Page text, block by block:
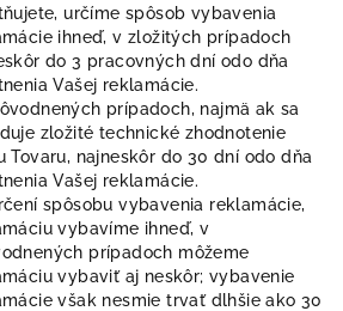
určíme spôsob vybavenia
ihneď, v zložitých prípadoch
do 3 pracovných dní odo dňa
Vašej reklamácie.
prípadoch, najmä ak sa
zložité technické zhodnotenie
Tovaru, najneskôr do 30 dní odo dňa
Vašej reklamácie.
spôsobu vybavenia reklamácie,
vybavíme ihneď, v
prípadoch môžeme
vybaviť aj neskôr; vybavenie
však nesmie trvať dlhšie ako 30